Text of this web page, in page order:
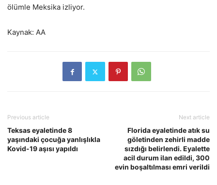
ölümle Meksika izliyor.
Kaynak: AA
Previous article
Teksas eyaletinde 8
yaşındaki çocuğa yanlışlıkla
Kovid-19 aşısı yapıldı
Next article
Florida eyaletinde atık su
göletinden zehirli madde
sızdığı belirlendi. Eyalette
acil durum ilan edildi, 300
evin boşaltılması emri verildi